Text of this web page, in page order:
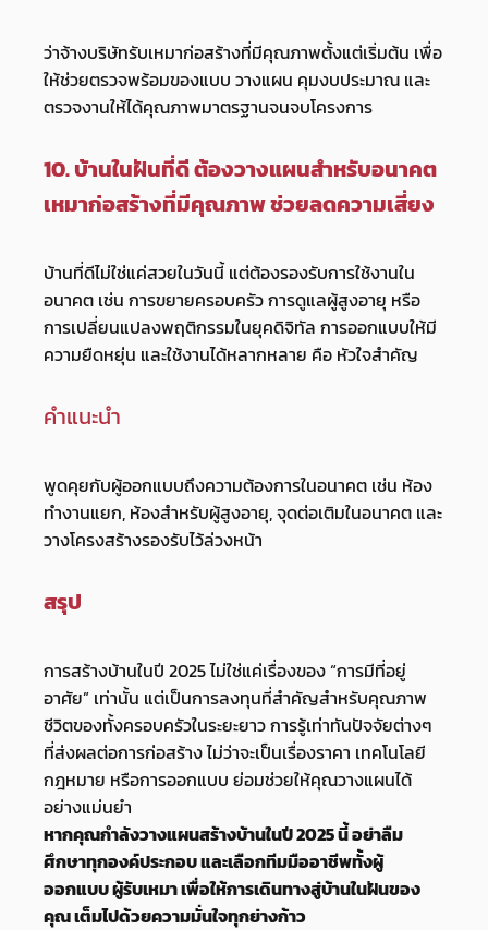
ว่าจ้างบริษัทรับเหมาก่อสร้างที่มีคุณภาพตั้งแต่เริ่มต้น เพื่อ
ให้ช่วยตรวจพร้อมของแบบ วางแผน คุมงบประมาณ และ
ตรวจงานให้ได้คุณภาพมาตรฐานจนจบโครงการ
10. บ้านในฝันที่ดี ต้องวางแผนสำหรับอนาคต
เหมาก่อสร้างที่มีคุณภาพ ช่วยลดความเสี่ยง
บ้านที่ดีไม่ใช่แค่สวยในวันนี้ แต่ต้องรองรับการใช้งานใน
อนาคต เช่น การขยายครอบครัว การดูแลผู้สูงอายุ หรือ
การเปลี่ยนแปลงพฤติกรรมในยุคดิจิทัล การออกแบบให้มี
ความยืดหยุ่น และใช้งานได้หลากหลาย คือ หัวใจสำคัญ
คำแนะนำ
พูดคุยกับผู้ออกแบบถึงความต้องการในอนาคต เช่น ห้อง
ทำงานแยก, ห้องสำหรับผู้สูงอายุ, จุดต่อเติมในอนาคต และ
วางโครงสร้างรองรับไว้ล่วงหน้า
สรุป
การสร้างบ้านในปี 2025 ไม่ใช่แค่เรื่องของ “การมีที่อยู่
อาศัย” เท่านั้น แต่เป็นการลงทุนที่สำคัญสำหรับคุณภาพ
ชีวิตของทั้งครอบครัวในระยะยาว การรู้เท่าทันปัจจัยต่างๆ
ที่ส่งผลต่อการก่อสร้าง ไม่ว่าจะเป็นเรื่องราคา เทคโนโลยี
กฎหมาย หรือการออกแบบ ย่อมช่วยให้คุณวางแผนได้
อย่างแม่นยำ
หากคุณกำลังวางแผนสร้างบ้านในปี 2025 นี้ อย่าลืม
ศึกษาทุกองค์ประกอบ และเลือกทีมมืออาชีพทั้งผู้
ออกแบบ ผู้รับเหมา เพื่อให้การเดินทางสู่บ้านในฝันของ
คุณ เต็มไปด้วยความมั่นใจทุกย่างก้าว